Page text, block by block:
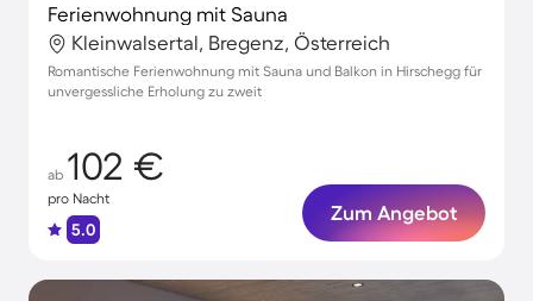
Ferienwohnung mit Sauna
Kleinwalsertal, Bregenz, Österreich
Romantische Ferienwohnung mit Sauna und Balkon in Hirschegg für
unvergessliche Erholung zu zweit
ab 102 €
pro Nacht
5.0
Zum Angebot